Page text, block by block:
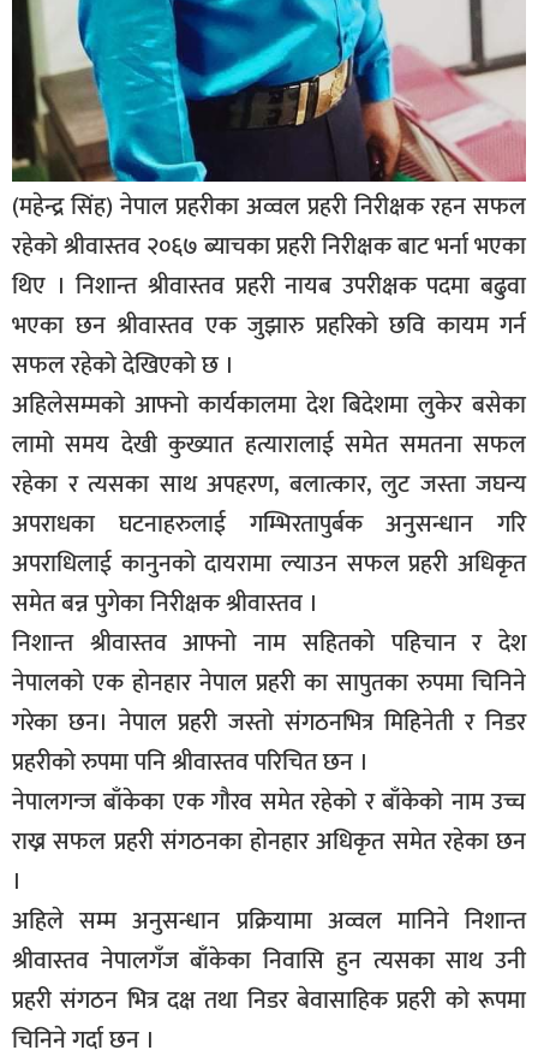
साहित्य
सूचना-
प्रवधि
(महेन्द्र सिंह) नेपाल प्रहरीका अव्वल प्रहरी निरीक्षक रहन सफल
रहेको श्रीवास्तव २०६७ ब्याचका प्रहरी निरीक्षक बाट भर्ना भएका
थिए । निशान्त श्रीवास्तव प्रहरी नायब उपरीक्षक पदमा बढुवा
भएका छन श्रीवास्तव एक जुझारु प्रहरिको छवि कायम गर्न
सफल रहेको देखिएको छ ।
अहिलेसम्मको आफ्नो कार्यकालमा देश बिदेशमा लुकेर बसेका
लामो समय देखी कुख्यात हत्यारालाई समेत समतना सफल
रहेका र त्यसका साथ अपहरण, बलात्कार, लुट जस्ता जघन्य
अपराधका घटनाहरुलाई गम्भिरतापुर्बक अनुसन्धान गरि
अपराधिलाई कानुनको दायरामा ल्याउन सफल प्रहरी अधिकृत
समेत बन्न पुगेका निरीक्षक श्रीवास्तव ।
निशान्त श्रीवास्तव आफ्नो नाम सहितको पहिचान र देश
नेपालको एक होनहार नेपाल प्रहरी का सापुतका रुपमा चिनिने
गरेका छन। नेपाल प्रहरी जस्तो संगठनभित्र मिहिनेती र निडर
प्रहरीको रुपमा पनि श्रीवास्तव परिचित छन ।
नेपालगन्ज बाँकेका एक गौरव समेत रहेको र बाँकेको नाम उच्च
राख्न सफल प्रहरी संगठनका होनहार अधिकृत समेत रहेका छन
।
अहिले सम्म अनुसन्धान प्रक्रियामा अव्वल मानिने निशान्त
श्रीवास्तव नेपालगँज बाँकेका निवासि हुन त्यसका साथ उनी
प्रहरी संगठन भित्र दक्ष तथा निडर बेवासाहिक प्रहरी को रूपमा
चिनिने गर्दा छन ।